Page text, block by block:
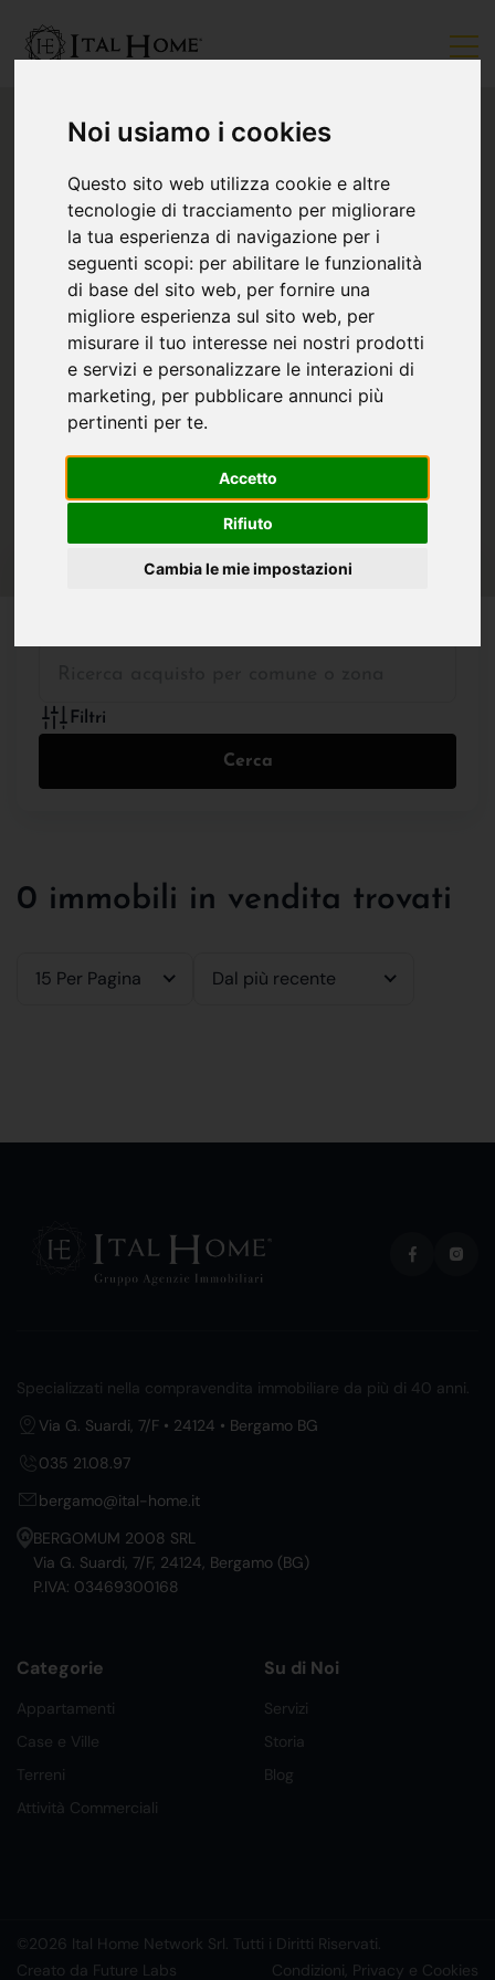
Noi usiamo i cookies
Questo sito web utilizza cookie e altre
tecnologie di tracciamento per migliorare
la tua esperienza di navigazione per i
seguenti scopi: per abilitare le funzionalità
di base del sito web, per fornire una
migliore esperienza sul sito web, per
misurare il tuo interesse nei nostri prodotti
e servizi e personalizzare le interazioni di
marketing, per pubblicare annunci più
pertinenti per te.
Accetto
Rifiuto
Cambia le mie impostazioni
Filtri
Cerca
0 immobili in vendita trovati
15 Per Pagina Dal più recente
Specializzati nella compravendita immobiliare da più di 40 anni.
Via G. Suardi, 7/F • 24124 • Bergamo BG
035 21.08.97
bergamo@ital-home.it
BERGOMUM 2008 SRL
Via G. Suardi, 7/F, 24124, Bergamo (BG)
P.IVA: 03469300168
Categorie
Appartamenti
Case e Ville
Terreni
Attività Commerciali
Su di Noi
Servizi
Storia
Blog
©2026 Ital Home Network Srl. Tutti i Diritti Riservati.
Creato da Future Labs
Condizioni, Privacy e Cookies